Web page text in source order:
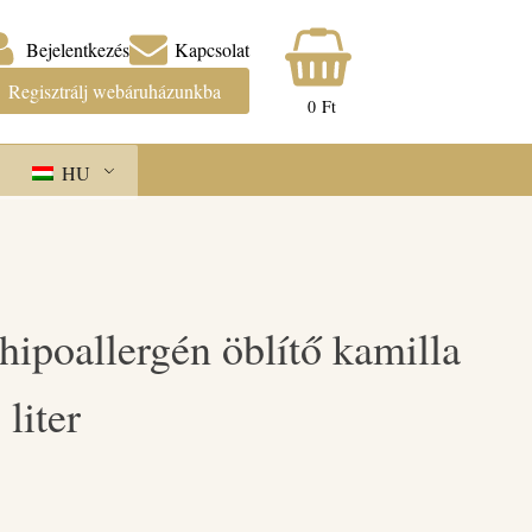
Bejelentkezés
Kapcsolat
Regisztrálj webáruházunkba
0 Ft
HU
öblítő kamilla
liter